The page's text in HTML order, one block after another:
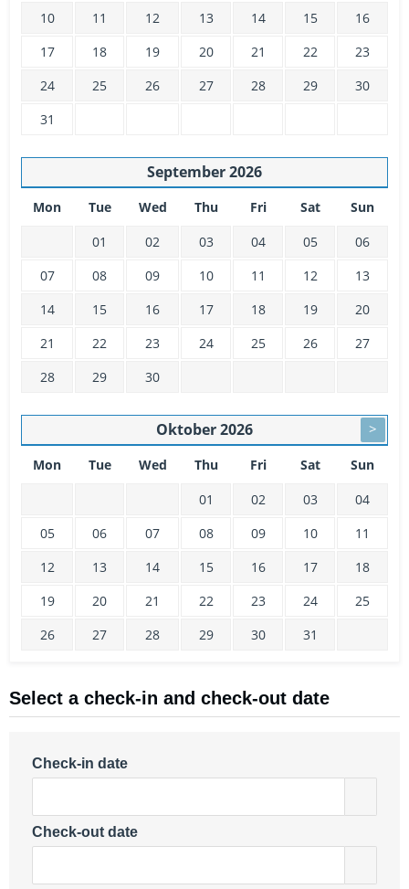
10 11 12 13 14 15
16
17
18 19 20 21 22
23
24
25 26 27 28 29
30
31
September2026
Mon Tue Wed Thu Fri Sat
Sun
01
02 03 04 05
06
07
08 09 10 11 12
13
14
15 16 17 18 19
20
21
22 23 24 25 26
27
28
29 30
Oktober2026 >
Mon Tue Wed Thu Fri Sat
Sun
01
02 03
04
05
06 07 08 09 10
11
12
13 14 15 16 17
18
19
20 21 22 23 24
25
26
27 28 29 30 31
Select a check-in and check-out date
Check-in date
Check-out date